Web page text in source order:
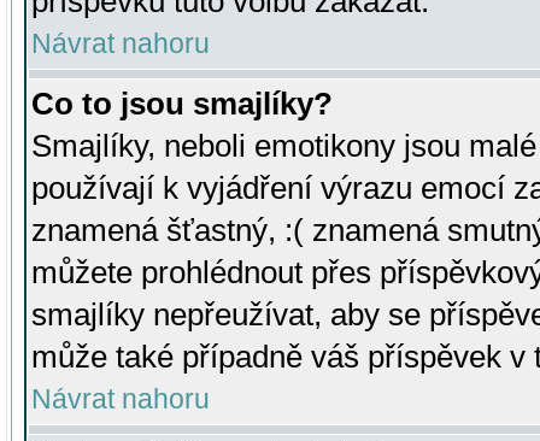
Návrat nahoru
Co to jsou smajlíky?
Smajlíky, neboli emotikony jsou
používají k vyjádření výrazu emocí
znamená šťastný, :( znamená
můžete prohlédnout přes
smajlíky nepřeužívat, aby se
může také případně váš příspěvek v
Návrat nahoru